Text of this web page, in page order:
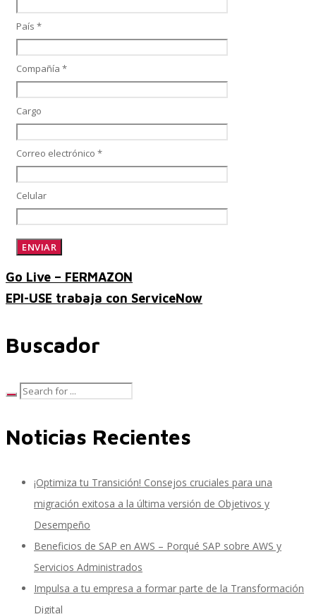
SAP Finanzas Facturación Electronica
SAP NetWeaver
Soluciones de Despliegue Ágil
Optimización de Ambientes de Sistema
Servicios de Desarrollo Ágil de Aplicaciones
País *
Compañía *
Cargo
Correo electrónico *
Celular
Go Live – FERMAZON
EPI-USE trabaja con ServiceNow
Buscador
Noticias Recientes
¡Optimiza tu Transición! Consejos cruciales para una
migración exitosa a la última versión de Objetivos y
Desempeño
Beneficios de SAP en AWS – Porqué SAP sobre AWS y
Servicios Administrados
Impulsa a tu empresa a formar parte de la Transformación
Digital